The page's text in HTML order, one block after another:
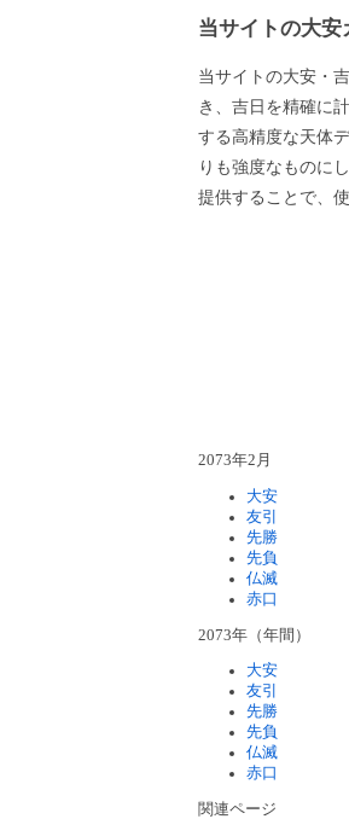
当サイトの大
当サイトの大安・
き、吉日を精確に
する高精度な天体
りも強度なものに
提供することで、
2073年2月
大安
友引
先勝
先負
仏滅
赤口
2073年（年間）
大安
友引
先勝
先負
仏滅
赤口
関連ページ